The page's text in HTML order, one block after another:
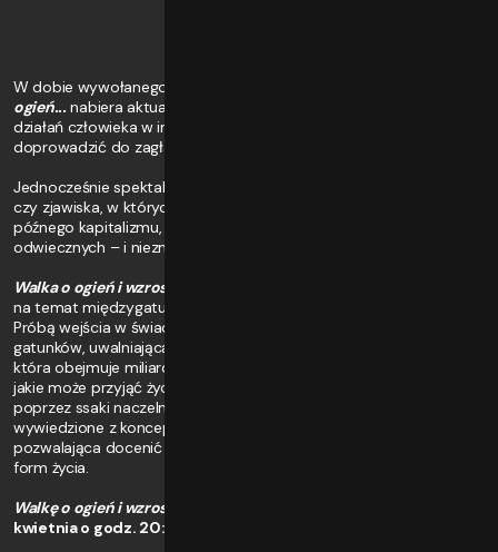
W dobie wywołanego pandemią kryzysu gospodarczego,
ogień...nabiera aktualnego wymiaru jako diagnoza niszczycielskich
działań człowieka w imię rozwoju technologicznego, które mogą
doprowadzić do zagłady cywilizacji.
Jednocześnie spektakl uniwersalizuje przekaz, stawiając pytanie,
czy zjawiska, w których skłonni jesteśmy widzieć patologie
późnego kapitalizmu, nie są przypadkiem manifestacją
odwiecznych – i niezmiennych - zachowań gatunku ludzkiego.
Walka o ogień i wzrost gospodarczy
na temat międzygatunkowej walki o przetrwanie i lepsze życie.
Próbą wejścia w świadomość, wrażliwość i motorykę innych
gatunków, uwalniającą z pułapki antropocentryzmu. To podróż,
która obejmuje miliardy lat i nieskończoną mnogość kształtów,
jakie może przyjąć życie – od organizmów jednokomórkowych,
poprzez ssaki naczelne, po materializacje istnień możliwych,
wywiedzione z koncepcji zoologii spekulatywnej. Podróż
pozwalająca docenić różnorodne piękno ludzkich i nieludzkich
form życia.
Walkę o ogień i wzrost gospodarczy
kwietnia o godz. 20:00.